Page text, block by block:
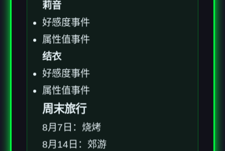
莉音
好感度事件
属性值事件
结衣
好感度事件
属性值事件
周末旅行
8月7日：烧烤
8月14日：郊游